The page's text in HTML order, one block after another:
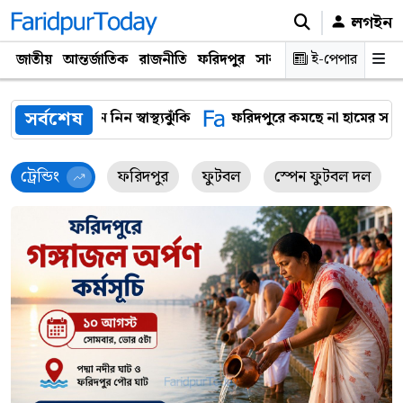
লগইন
জাতীয় আন্তর্জাতিক রাজনীতি ফরিদপুর সারাদেশ প্রযুক্তি
ই-পেপার
সর্বশেষ
ফরিদপুরে কমছে না হামের সংক্রমণ, একদিনে শনাক্ত আরও ৩৬
ট্রেন্ডিং ফরিদপুর ফুটবল স্পেন ফুটবল দল